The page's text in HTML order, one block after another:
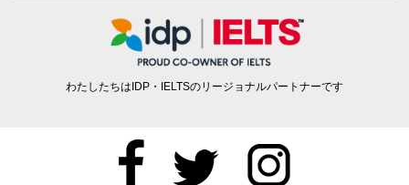
わたしたちはIDP・IELTSのリージョナルパートナーです